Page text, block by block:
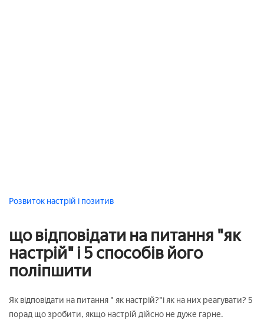
Розвиток настрій і позитив
що відповідати на питання "як
настрій" і 5 способів його
поліпшити
Як відповідати на питання " як настрій?"і як на них реагувати? 5
порад що зробити, якщо настрій дійсно не дуже гарне.